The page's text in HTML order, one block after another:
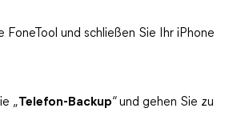
FoneTool und schließen Sie Ihr iPhone
„Telefon-Backup“ und gehen Sie zu